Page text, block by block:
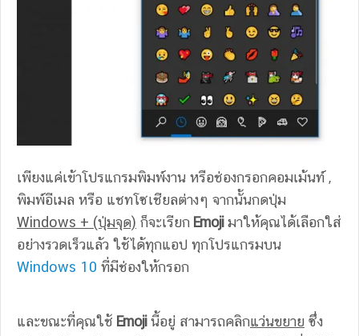
เพียงแค่เข้าโปรแกรมพิมพ์งาน หรือช่องกรอกคอมเม้นท์ ,
พิมพ์อีเมล หรือ แชทโซเชียลต่างๆ จากนั้นกดปุ่ม
Windows + (ปุ่มจุด) ก็จะเรียก Emojiมาให้คุณได้เลือกใส่
อย่างรวดเร็วแล้ว ใช้ได้ทุกแอป ทุกโปรแกรมบน
Windows 10 ที่มีช่องให้กรอก
และขณะที่คุณใช้ Emojiนี้อยู่ สามารถคลิกแว่นขยาย ซึ่ง